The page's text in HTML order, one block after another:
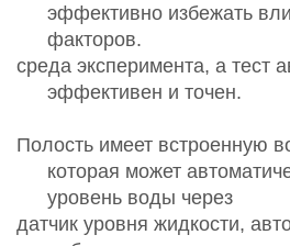
эффективно избежать
факторов.
среда эксперимента, а тест
эффективен и точен.
Полость имеет встроенную
которая может
уровень воды через
датчик уровня жидкости,